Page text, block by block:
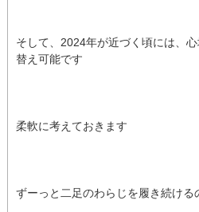
そして、2024年が近づく頃には、
替え可能です
柔軟に考えておきます
ずーっと二足のわらじを履き続ける